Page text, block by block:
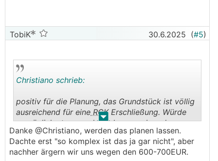
TobiK 30.6.2025 (#5)
. .
Christiano schrieb:
positiv für die Planung, das Grundstück ist völlig
ausreichend für eine RGKErschließung. Würde
persönlich etwas anders planen, neben der
Garage bereits die gerade Verlegung als
Wärmeentzug nutzen.
Mein Rat, lass dir für eine professionelle Planung
Danke @Christiano, werden das planen lassen.
Dachte erst "so komplex ist das ja gar nicht", aber
nachher ärgern wir uns wegen den 600-700EUR.